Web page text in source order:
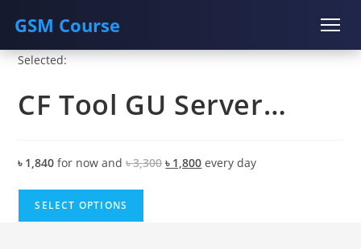
GSM Course
Instructor Registration
Skip
content
Selected:
CF Tool GU Server…
৳ 1,840 for now and৳3,300Original
৳ 1,800Current
everyday
SELECT OPTIONS